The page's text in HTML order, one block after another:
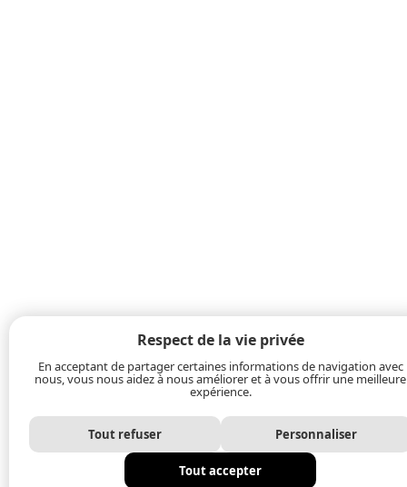
Respect de la vie privée
En acceptant de partager certaines informations de navigation avec
nous, vous nous aidez à nous améliorer et à vous offrir une meilleure
expérience.
Tout refuser Personnaliser
Tout accepter